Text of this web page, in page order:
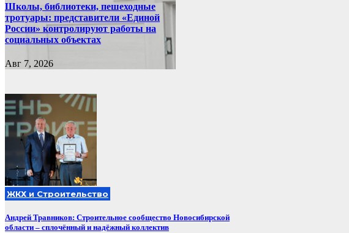
Школы, библиотеки, пешеходные
тротуары: представители «Единой
России» контролируют работы на
социальных объектах
Авг 7, 2026
ЖКХ и Строительство
Андрей Травников: Строительное сообщество Новосибирской
области – сплочённый и надёжный коллектив